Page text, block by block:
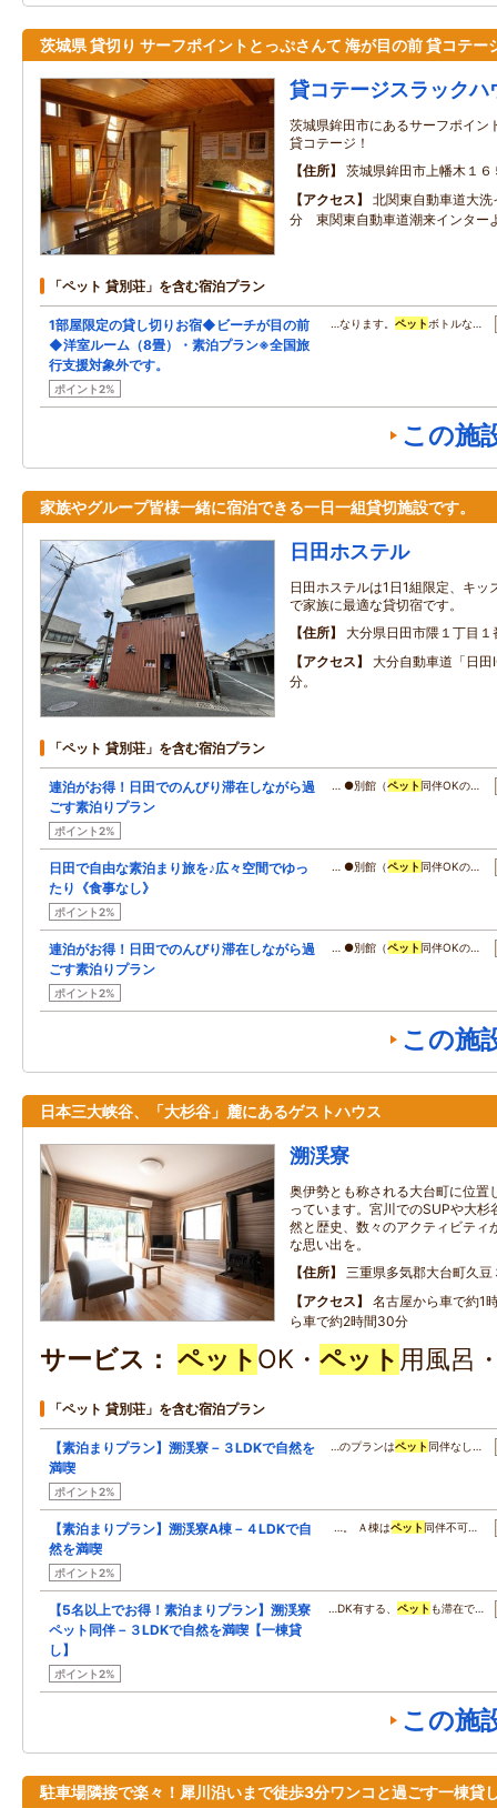
茨城県 貸切り サーフポイントとっぷさんて 海が目の前 貸コテー
貸コテージスラックハ
茨城県鉾田市にあるサーフポイン
貸コテージ！
住所
茨城県鉾田市上幡木１６
アクセス
北関東自動車道大
分 東関東自動車道潮来インター
「ペット 貸別荘」を含む宿泊プラン
1部屋限定の貸し切りお宿◆ビーチが目の前
◆洋室ルーム（8畳）・素泊プラン※全国旅
行支援対象外です。
ポイント2%
…なります。 ペット ボトルな…
この施
家族やグループ皆様一緒に宿泊できる一日一組貸切施設です。
日田ホステル
日田ホステルは1日1組限定、キ
で家族に最適な貸切宿です。
住所
大分県日田市隈１丁目１
アクセス
大分自動車道「日
分。
「ペット 貸別荘」を含む宿泊プラン
連泊がお得！日田でのんびり滞在しながら過
ごす素泊りプラン
ポイント2%
… ●別館（ペット 同伴OKの…
日田で自由な素泊まり旅を♪広々空間でゆっ
たり《食事なし》
ポイント2%
… ●別館（ペット 同伴OKの…
連泊がお得！日田でのんびり滞在しながら過
ごす素泊りプラン
ポイント2%
… ●別館（ペット 同伴OKの…
この施
日本三大峡谷、「大杉谷」麓にあるゲストハウス
溯渓寮
奥伊勢とも称される大台町に位置
っています。宮川でのSUPや大杉
然と歴史、数々のアクティビティ
な思い出を。
住所
三重県多気郡大台町久豆
アクセス
名古屋から車で約1
ら車で約2時間30分
サービス ペット OK・ ペット 用風呂
「ペット 貸別荘」を含む宿泊プラン
【素泊まりプラン】溯渓寮－３LDKで自然を
満喫
ポイント2%
…のプランはペット 同伴なし…
【素泊まりプラン】溯渓寮A棟－４LDKで自
然を満喫
ポイント2%
…。 Ａ棟はペット 同伴不可…
【5名以上でお得！素泊まりプラン】溯渓寮
ペット同伴－３LDKで自然を満喫【一棟貸
し】
ポイント2%
…DK有する、 ペット も滞在で…
この施
駐車場隣接で楽々！犀川沿いまで徒歩3分ワンコと過ごす一棟貸